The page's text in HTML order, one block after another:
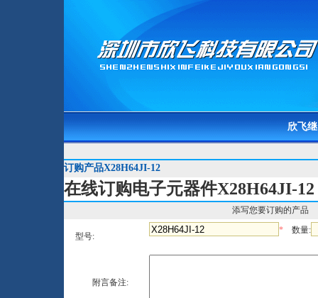
欣飞
订购产品X28H64JI-12
在线订购电子元器件X28H64JI-12
添写您要订购的产品
型号:
* 数量:
附言备注: